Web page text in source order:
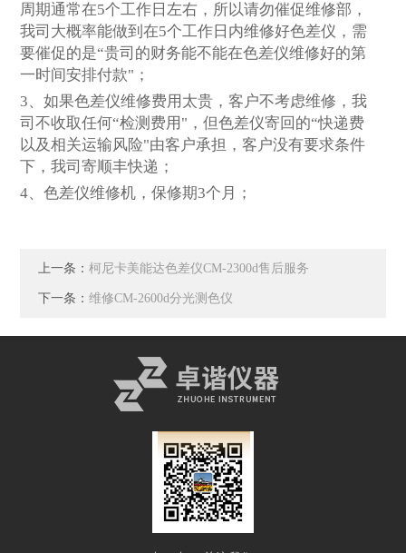
周期通常在5个工作日左右，所以请勿催促维修部，
我司大概率能做到在5个工作日内维修好色差仪，需
要催促的是“贵司的财务能不能在色差仪维修好的第
一时间安排付款"；
3、如果色差仪维修费用太贵，客户不考虑维修，我
司不收取任何“检测费用"，但色差仪寄回的“快递费
以及相关运输风险"由客户承担，客户没有要求条件
下，我司寄顺丰快递；
4、色差仪维修机，保修期3个月；
上一条：柯尼卡美能达色差仪CM-2300d售后服务
下一条：维修CM-2600d分光测色仪